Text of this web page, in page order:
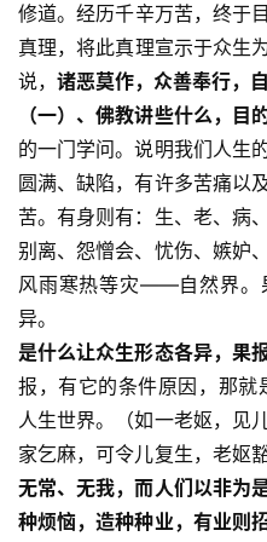
修道。经历千辛万苦，终
真理，将此真理宣示于众
说， 诸恶莫作，众善奉行，
（一）、佛教讲些什么，目
的一门学问。说明我们人生
圆满、缺陷，有许多苦痛以
苦。有身则有：生、老、病
别离、怨憎会、忧伤、嫉妒
风雨寒热等灾——自然界。
异。
是什么让众生形态各异，果
报，有它的条件原因，那就
人生世界。（如一老妪，见
家乞麻，可令儿复生，老妪
无常、无我，而人们以非为
种烦恼，造种种业，有业则